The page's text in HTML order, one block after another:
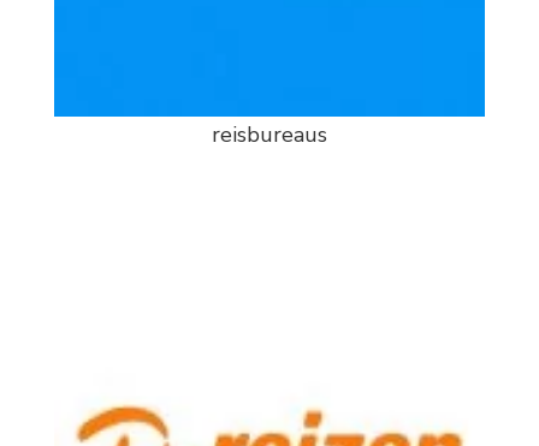
reisbureaus